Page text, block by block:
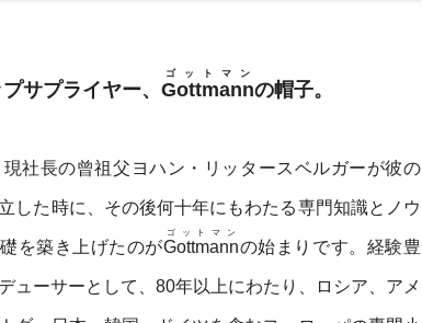
サプライヤー、 Gottmann
ゴットマン
の帽子。
現社長の曾祖父ヨハン・リッタースベルガーが彼の
した時に、その後何十年にもわたる専門知識とノウ
を築き上げたのがGottmann
ゴットマン
の始まりです。経験豊
ューサーとして、80年以上にわたり、ロシア、アメ